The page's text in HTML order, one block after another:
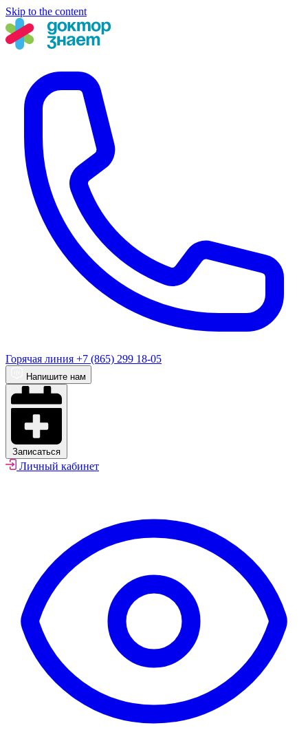
Skip to the content
Горячая линия +7 (865) 299 18-05
Напишите нам
Записаться
Личный кабинет